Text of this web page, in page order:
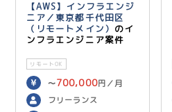
【AWS】インフラエンジ
ニア／東京都千代田区
（リモートメイン） のイ
ンフラエンジニア案件
リモートOK
〜700,000円／月
フリーランス